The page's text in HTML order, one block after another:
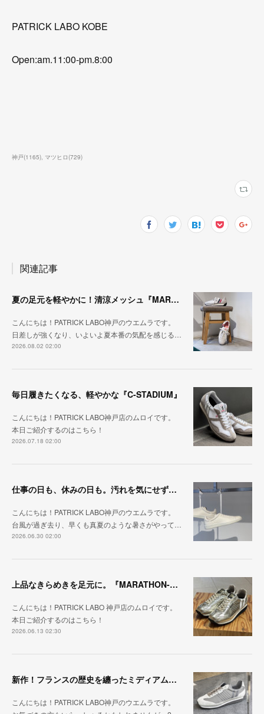
PATRICK LABO KOBE
Open:am.11:00-pm.8:00
神戸(1165) マツヒロ(729)
関連記事
夏の足元を軽やかに！清涼メッシュ『MARATHON-ME2』
こんにちは！PATRICK LABO神戸のウエムラです。
日差しが強くなり、いよいよ夏本番の気配を感じる…
2026.08.02 02:00
毎日履きたくなる、軽やかな『C-STADIUM』
こんにちは！PATRICK LABO神戸店のムロイです。
本日ご紹介するのはこちら！
2026.07.18 02:00
仕事の日も、休みの日も。汚れを気にせず毎日履ける『PUNCH-WP_WHT』
こんにちは！PATRICK LABO神戸のウエムラです。
台風が過ぎ去り、早くも真夏のような暑さがやって…
2026.06.30 02:00
上品なきらめきを足元に。『MARATHON-HAKU』
こんにちは！PATRICK LABO 神戸店のムロイです。
本日ご紹介するのはこちら！
2026.06.13 02:30
新作！フランスの歴史を纏ったミディアムグレー「MARATHON_CASTLE」
こんにちは！PATRICK LABO神戸のウエムラです。